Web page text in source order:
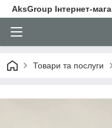
AksGroup Інтернет-
Товари та послуги